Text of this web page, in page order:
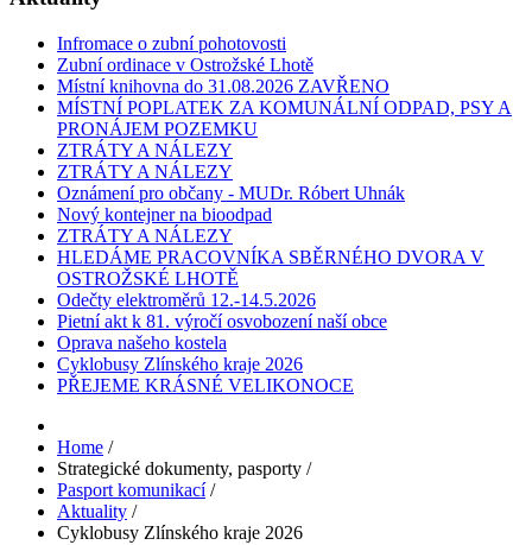
Infromace o zubní pohotovosti
Zubní ordinace v Ostrožské Lhotě
Místní knihovna do 31.08.2026 ZAVŘENO
MÍSTNÍ POPLATEK ZA KOMUNÁLNÍ ODPAD, PSY A
PRONÁJEM POZEMKU
ZTRÁTY A NÁLEZY
ZTRÁTY A NÁLEZY
Oznámení pro občany - MUDr. Róbert Uhnák
Nový kontejner na bioodpad
ZTRÁTY A NÁLEZY
HLEDÁME PRACOVNÍKA SBĚRNÉHO DVORA V
OSTROŽSKÉ LHOTĚ
Odečty elektroměrů 12.-14.5.2026
Pietní akt k 81. výročí osvobození naší obce
Oprava našeho kostela
Cyklobusy Zlínského kraje 2026
PŘEJEME KRÁSNÉ VELIKONOCE
Home /
Strategické dokumenty, pasporty /
Pasport komunikací /
Aktuality /
Cyklobusy Zlínského kraje 2026